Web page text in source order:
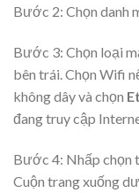
Bước 2: Chọn danh
Bước 3: Chọn loại
bên trái. Chọn Wifi
không dây và chọn
đang truy cập
Bước 4: Nhấp chọn
Cuộn trang xuống